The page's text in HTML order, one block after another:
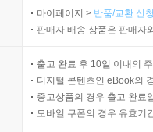
마이페이지 > 반품/교환 신
판매자 배송 상품은 판매자
출고 완료 후 10일 이내의
디지털 콘텐츠인 eBook의
중고상품의 경우 출고 완료
모바일 쿠폰의 경우 유효기